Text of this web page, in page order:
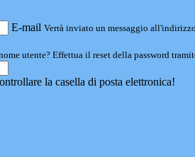
E-mail Verrà inviato un messaggio
utente? Effettua il reset della password
la casella di posta elettronica!